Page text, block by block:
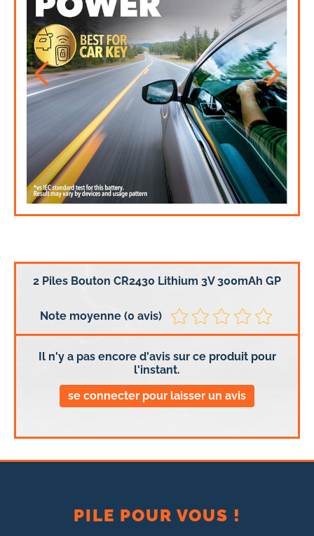
2 Piles Bouton CR2430 Lithium 3V 300mAh GP
Note moyenne (0 avis)
Il n'y a pas encore d'avis sur ce produit pour
l'instant.
se connecter pour laisser un avis
PILE POUR VOUS !